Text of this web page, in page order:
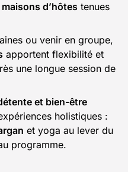
maisons d’hôtes tenues
ou venir en groupe,
apportent flexibilité et
une longue session de
et bien-être
holistiques :
et yoga au lever du
programme.